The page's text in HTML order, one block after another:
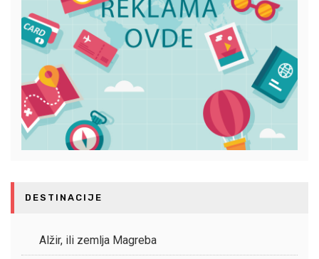
DESTINACIJE
Alžir, ili zemlja Magreba